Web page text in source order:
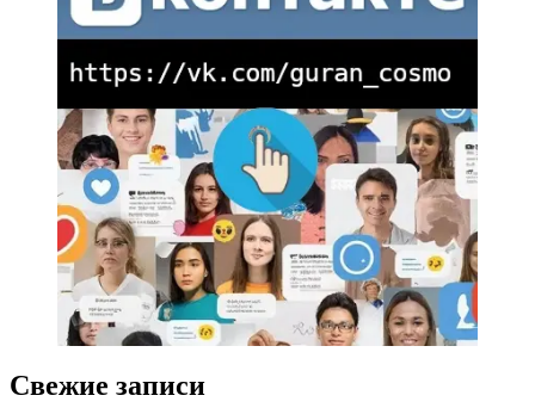
Свежие записи